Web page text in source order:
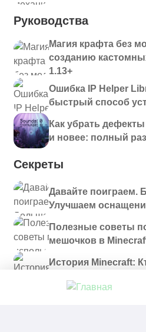
Руководства
Магия крафта без
созданию
1.13+
Ошибка IP Helper
быстрый способ
Как убрать
и новее: полный
Секреты
Давайте поиграем.
Улучшаем
Полезные советы
мешочков в
История Minecraft: